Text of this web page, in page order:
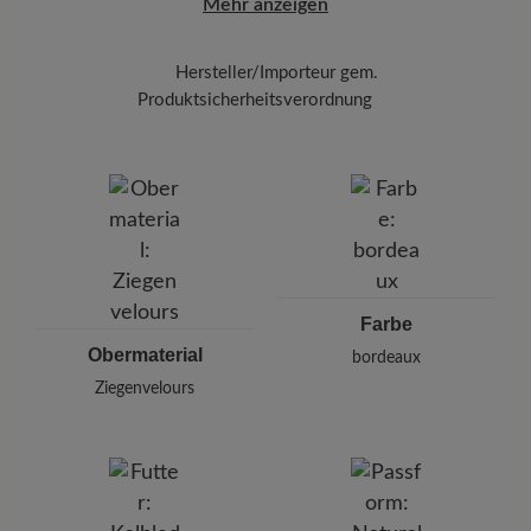
besprühen Sie die Oberfläche gleichmäßig
Mehr anzeigen
Hersteller/Importeur gem.
Produktsicherheitsverordnung
Pleidelsheimer Str. 15/1, 74321 Bietigheim-Bissingen,
E-mail:
kundenbetreuung@baer-schuhe.de
Obermaterial
Ziegenvelours
Farbe
bordeaux